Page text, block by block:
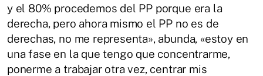
y el 80% procedemos del PP porque era la
derecha, pero ahora mismo el PP no es de
derechas, no me representa», abunda, «estoy en
una fase en la que tengo que concentrarme,
ponerme a trabajar otra vez, centrar mis